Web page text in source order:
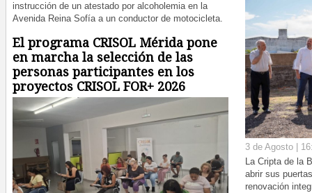
instrucción de un atestado por alcoholemia en la
Avenida Reina Sofía a un conductor de motocicleta.
El programa CRISOL Mérida pone
en marcha la selección de las
personas participantes en los
proyectos CRISOL FOR+ 2026
3 de Agosto |
La Cripta de la
abrir sus
renovación